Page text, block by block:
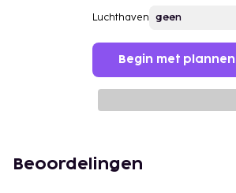
Luchthaven
Begin met plannen
Beoordelingen